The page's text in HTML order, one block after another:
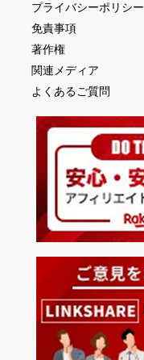
プライバシーポリシー
免責事項
著作権
関連メディア
よくあるご質問